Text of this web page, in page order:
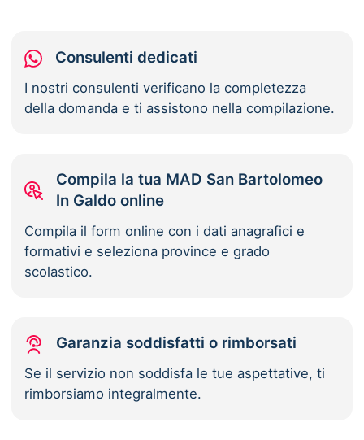
Consulenti dedicati
I nostri consulenti verificano la completezza
della domanda e ti assistono nella compilazione.
Compila la tua MAD San Bartolomeo
In Galdo online
Compila il form online con i dati anagrafici e
formativi e seleziona province e grado
scolastico.
Garanzia soddisfatti o rimborsati
Se il servizio non soddisfa le tue aspettative, ti
rimborsiamo integralmente.